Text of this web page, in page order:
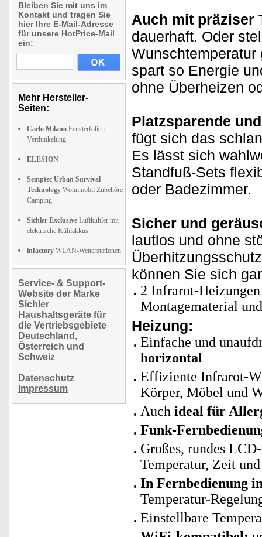
Bleiben Sie mit uns im
Kontakt und tragen Sie
hier Ihre E-Mail-Adresse
für unsere HotPrice-Mail
ein:
Mehr Hersteller-
Seiten:
Carlo Milano Fensterfolien
Verdunkelung
ELESION
Semptec Urban Survival
Technology Wohnmobil Zubehöre
Camping
Sichler Exclusive Luftkühler mit
elektrische Kühlakkus
infactory WLAN-Wetterstationen
Service- & Support-
Website der Marke
Sichler
Haushaltsgeräte für
die Vertriebsgebiete
Deutschland,
Österreich und
Schweiz
Datenschutz
Impressum
Auch mit präziser
dauerhaft. Oder
spart so Energie
ohne Überheizen
Platzsparende
fügt sich das
Es lässt sich
Standfuß-Sets
oder Badezimmer.
Sicher und
lautlos und ohne
können Sie sich
2 Infrarot-
Montagematerial
Heizung:
Einfache und
horizontal
Effiziente Infrarot-
Körper, Möbel und
Auch ideal für
Funk-
Großes, rundes
Temperatur, Zeit
In Fernbedienung
Temperatur-
Einstellbare